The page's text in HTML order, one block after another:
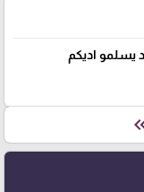
يسلمو اديكم